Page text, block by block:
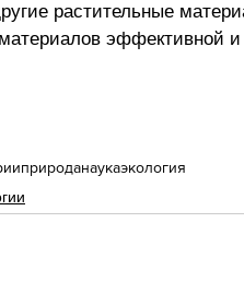
растительные
материалов эффективной
природанаукаэкология